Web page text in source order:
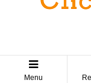
Menu